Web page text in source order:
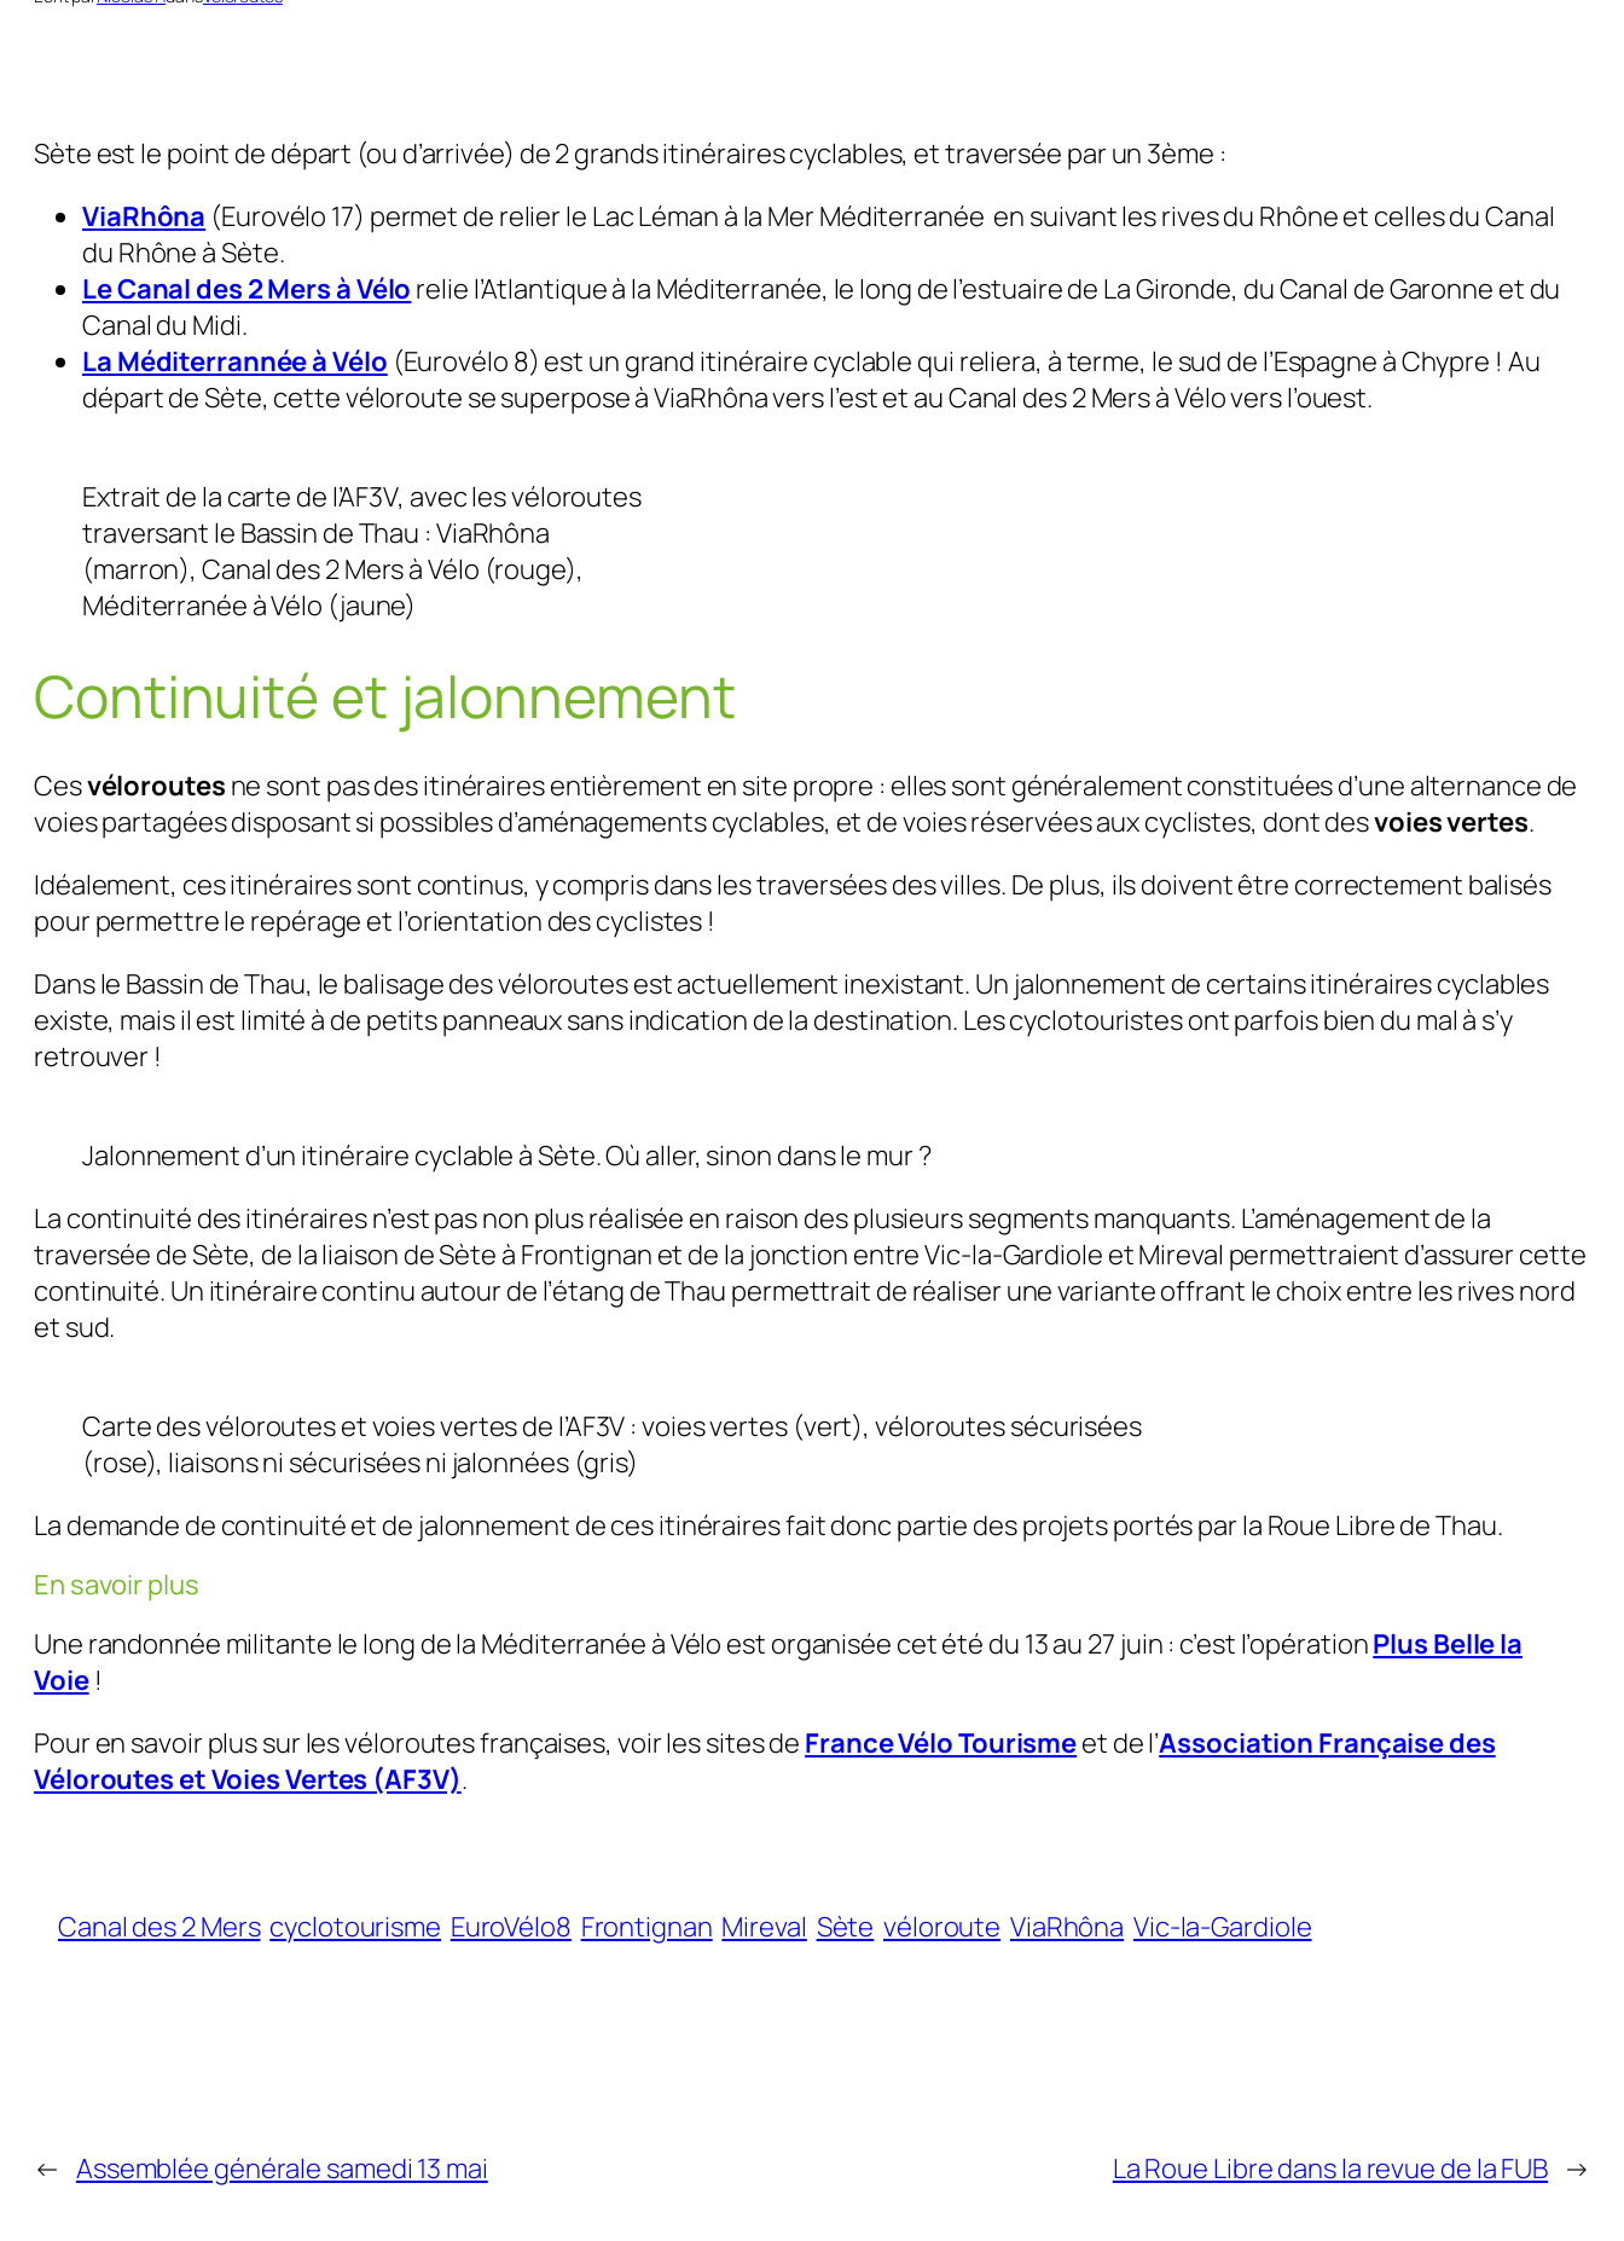
Sète est le point de départ (ou d’arrivée) de 2 grands itinéraires cyclables, et traversée par un 3ème :
ViaRhôna (Eurovélo 17) permet de relier le Lac Léman à la Mer Méditerranée en suivant les rives du Rhône et celles du Canal
du Rhône à Sète.
Le Canal des 2 Mers à Vélo relie l’Atlantique à la Méditerranée, le long de l’estuaire de La Gironde, du Canal de Garonne et du
Canal du Midi.
La Méditerrannée à Vélo (Eurovélo 8) est un grand itinéraire cyclable qui reliera, à terme, le sud de l’Espagne à Chypre ! Au
départ de Sète, cette véloroute se superpose à ViaRhôna vers l’est et au Canal des 2 Mers à Vélo vers l’ouest.
Extrait de la carte de l’AF3V, avec les véloroutes
traversant le Bassin de Thau : ViaRhôna
(marron), Canal des 2 Mers à Vélo (rouge),
Méditerranée à Vélo (jaune)
Continuité et jalonnement
Cesvéloroutes ne sont pas des itinéraires entièrement en site propre : elles sont généralement constituées d’une alternance de
voies partagées disposant si possibles d’aménagements cyclables, et de voies réservées aux cyclistes, dont desvoies vertes.
Idéalement, ces itinéraires sont continus, y compris dans les traversées des villes. De plus, ils doivent être correctement balisés
pour permettre le repérage et l’orientation des cyclistes !
Dans le Bassin de Thau, le balisage des véloroutes est actuellement inexistant. Un jalonnement de certains itinéraires cyclables
existe, mais il est limité à de petits panneaux sans indication de la destination. Les cyclotouristes ont parfois bien du mal à s’y
retrouver !
Jalonnement d’un itinéraire cyclable à Sète. Où aller, sinon dans le mur ?
La continuité des itinéraires n’est pas non plus réalisée en raison des plusieurs segments manquants. L’aménagement de la
traversée de Sète, de la liaison de Sète à Frontignan et de la jonction entre Vic-la-Gardiole et Mireval permettraient d’assurer cette
continuité. Un itinéraire continu autour de l’étang de Thau permettrait de réaliser une variante offrant le choix entre les rives nord
et sud.
Carte des véloroutes et voies vertes de l’AF3V : voies vertes (vert), véloroutes sécurisées
(rose), liaisons ni sécurisées ni jalonnées (gris)
La demande de continuité et de jalonnement de ces itinéraires fait donc partie des projets portés par la Roue Libre de Thau.
En savoir plus
Une randonnée militante le long de la Méditerranée à Vélo est organisée cet été du 13 au 27 juin : c’est l’opérationPlus Belle la
Voie!
Pour en savoir plus sur les véloroutes françaises, voir les sites de France Vélo Tourismeet de l’Association Française des
Véloroutes et Voies Vertes (AF3V).
Canal des 2 Mers cyclotourisme EuroVélo8 Frontignan Mireval Sète véloroute ViaRhôna Vic-la-Gardiole
← Assemblée générale samedi 13 mai La Roue Libre dans la revue de la FUB →